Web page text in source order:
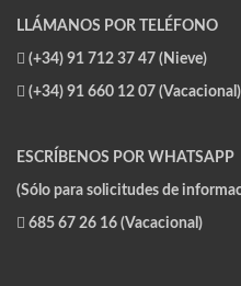
LLÁMANOS POR TELÉFONO
(+34) 91 712 37 47 (Nieve)
(+34) 91 660 12 07 (Vacacional)
ESCRÍBENOS POR WHATSAPP
(Sólo para solicitudes de
685 67 26 16 (Vacacional)